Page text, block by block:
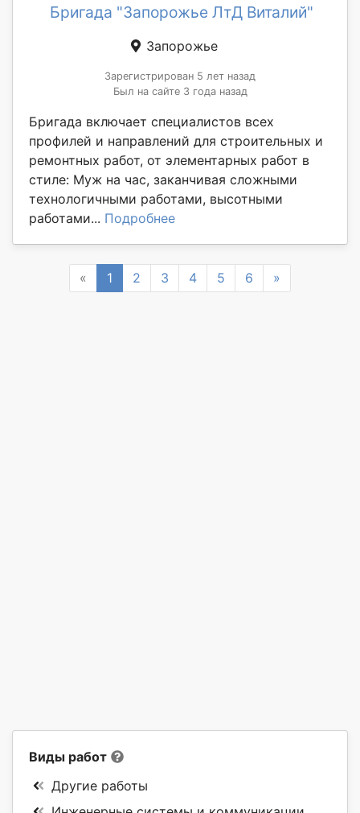
Бригада "Запорожье ЛтД Виталий"
Запорожье
Зарегистрирован 5 лет назад
Был на сайте 3 года назад
Бригада включает специалистов всех
профилей и направлений для строительных и
ремонтных работ, от элементарных работ в
стиле: Муж на час, заканчивая сложными
технологичными работами, высотными
работами... Подробнее
« Previous
1 2 3 4 5 6 »
Виды работ
Другие работы